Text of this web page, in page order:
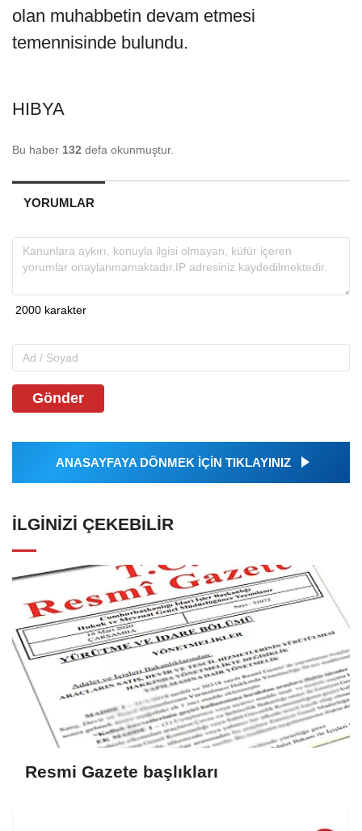
olan muhabbetin devam etmesi
temennisinde bulundu.
HIBYA
Bu haber 132 defa okunmuştur.
YORUMLAR
Gönder
ANASAYFAYA DÖNMEK İÇİN TIKLAYINIZ
İLGINIZI ÇEKEBILIR
Resmi Gazete başlıkları